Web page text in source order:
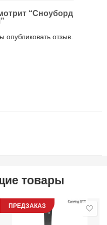
“Сноуборд
опубликовать отзыв.
товары
ПРЕДЗАКАЗ